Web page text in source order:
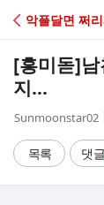
C
A
악플달면 쩌
[흥미돋]
지...
작
자
Sunmoonstar02
목록 댓글